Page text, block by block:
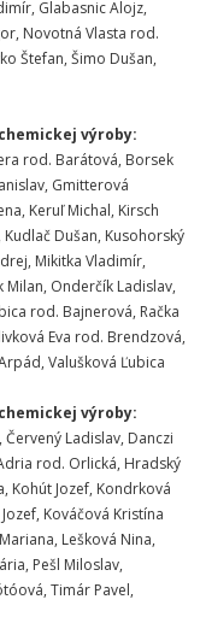
Glabasnic Alojz,
Novotná Vlasta rod.
Štefan, Šimo Dušan,
výroby:
rod. Barátová, Borsek
Gmitterová
Keruľ Michal, Kirsch
Kudlač Dušan, Kusohorský
Mikitka Vladimír,
Milan, Onderčík Ladislav,
rod. Bajnerová, Račka
Eva rod. Brendzová,
Valušková Ľubica
výroby:
Ladislav, Danczi
rod. Orlická, Hradský
Kohút Jozef, Kondrková
Kováčová Kristína
Lešková Nina,
Pešl Miloslav,
Timár Pavel,